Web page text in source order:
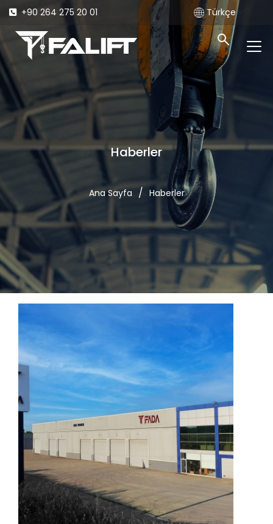
+90 264 275 20 01 Türkçe
Haberler
Ana Sayfa / Haberler